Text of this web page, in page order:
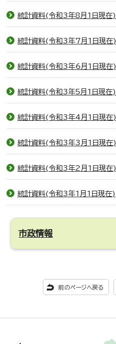
統計資料(令和3年8月1日現在)
統計資料(令和3年7月1日現在)
統計資料(令和3年6月1日現在)
統計資料(令和3年5月1日現在)
統計資料(令和3年4月1日現在)
統計資料(令和3年3月1日現在)
統計資料(令和3年2月1日現在)
統計資料(令和3年1月1日現在)
市政情報
前のページへ戻る